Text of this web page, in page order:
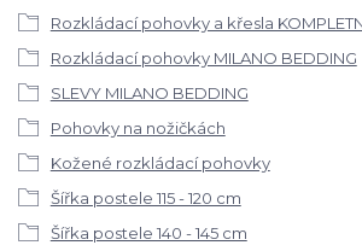
Rozkládací pohovky a křesla
Rozkládací pohovky MILANO BEDDING
SLEVY MILANO BEDDING
Pohovky na nožičkách
Kožené rozkládací pohovky
Šířka postele 115 - 120 cm
Šířka postele 140 - 145 cm